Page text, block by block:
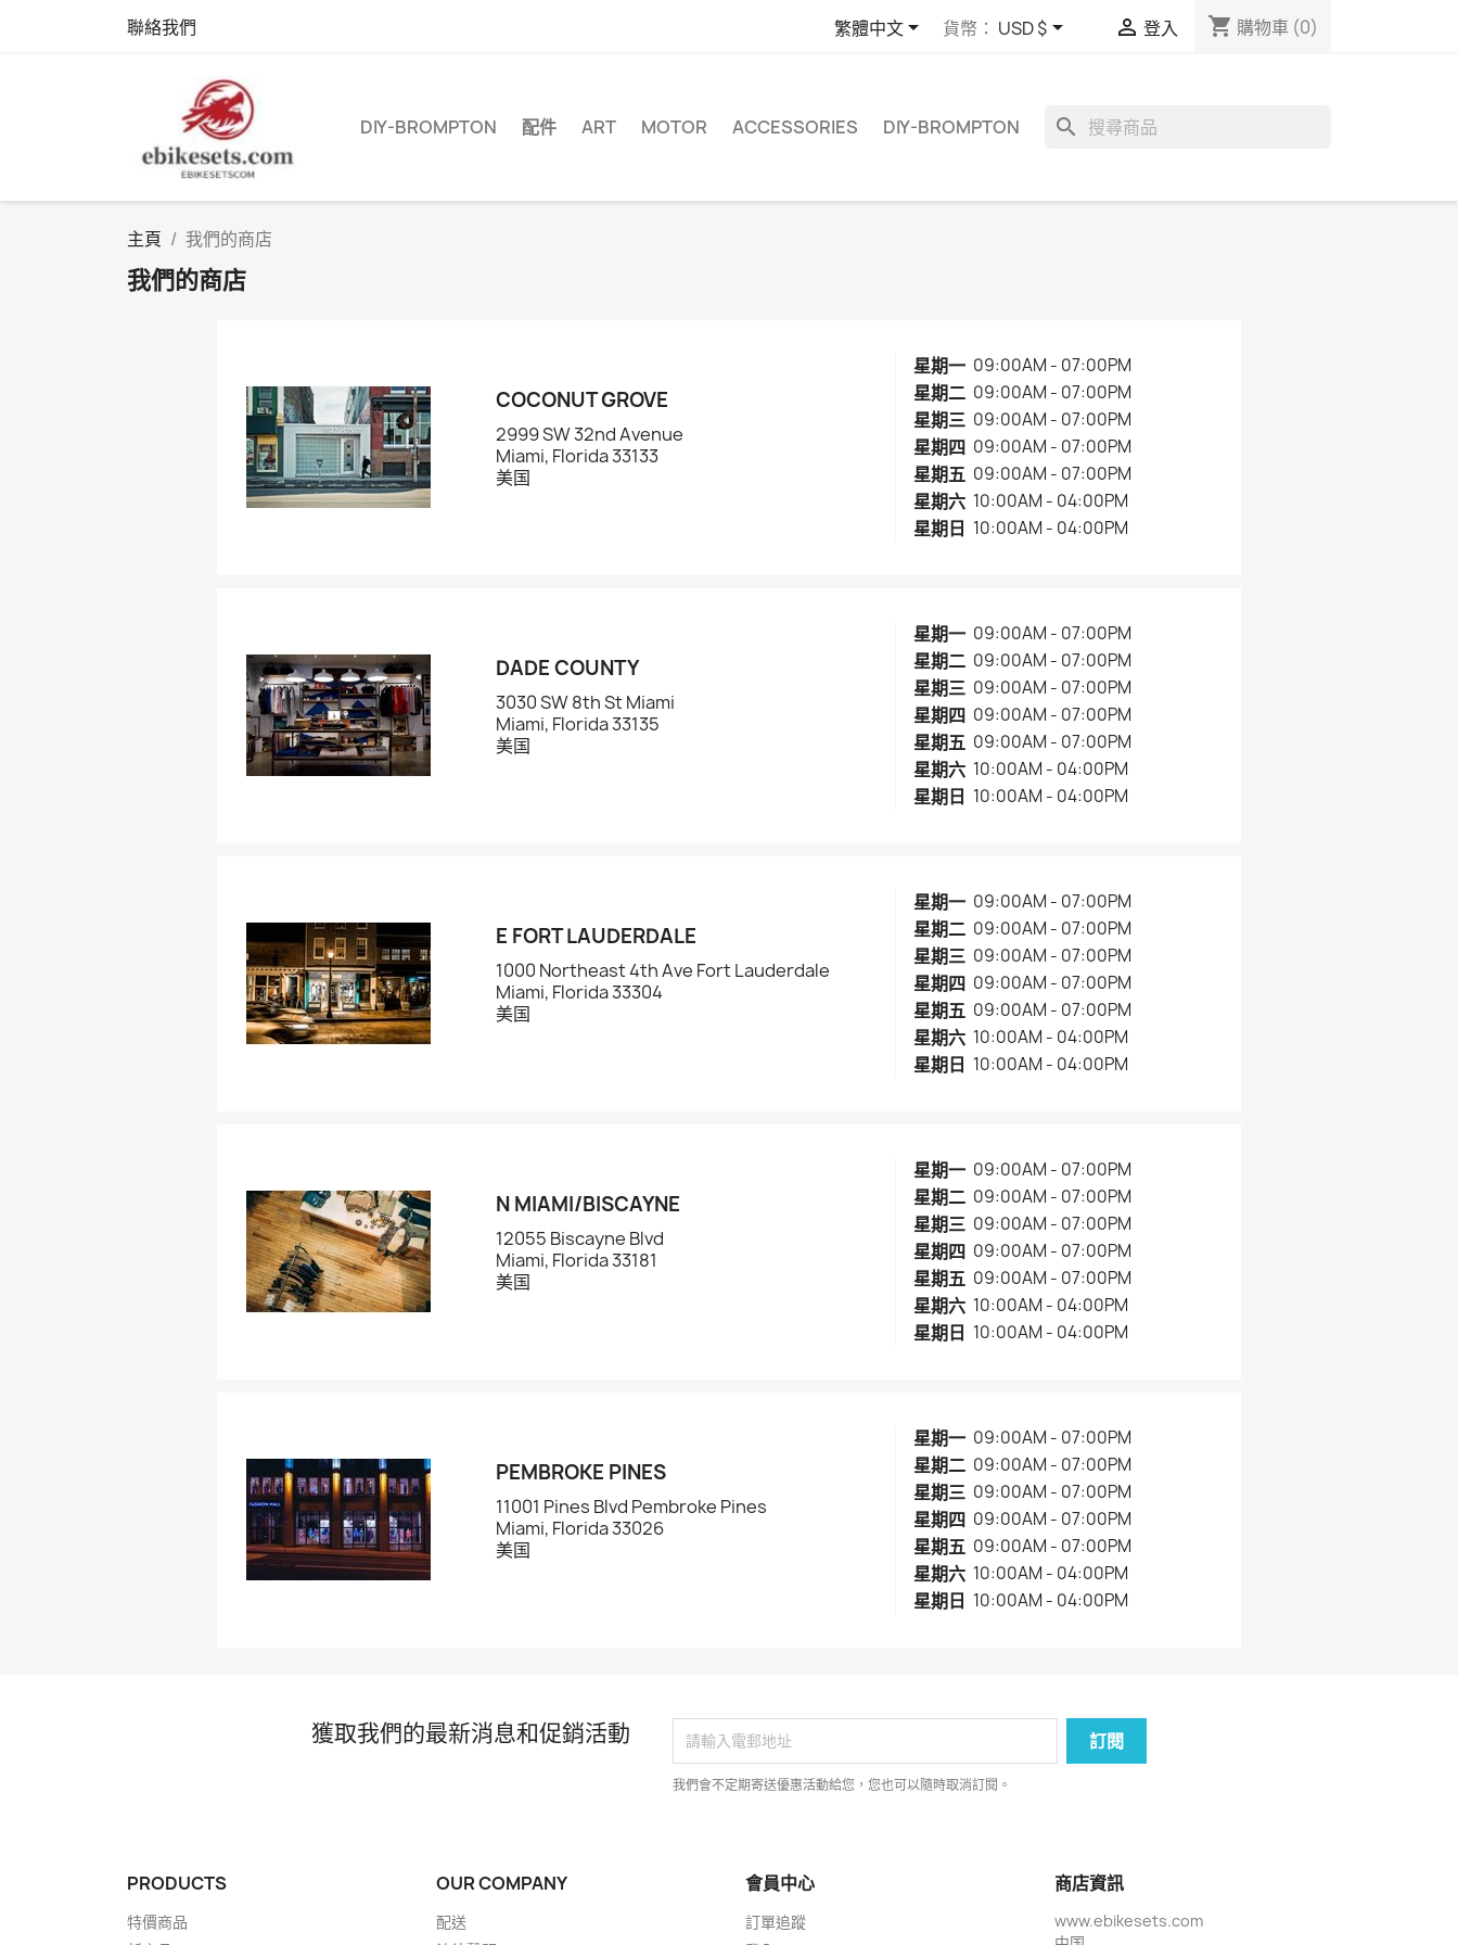
聯絡我們 繁體中文 貨幣： USD $  登入 shopping_cart 購物車 (0)
DIY-BROMPTON 配件 ART MOTOR ACCESSORIES DIY-BROMPTON search
主頁 我們的商店
我們的商店
COCONUT GROVE
2999 SW 32nd Avenue
Miami, Florida 33133
美国
星期一 09:00AM - 07:00PM
星期二 09:00AM - 07:00PM
星期三 09:00AM - 07:00PM
星期四 09:00AM - 07:00PM
星期五 09:00AM - 07:00PM
星期六 10:00AM - 04:00PM
星期日 10:00AM - 04:00PM
DADE COUNTY
3030 SW 8th St Miami
Miami, Florida 33135
美国
星期一 09:00AM - 07:00PM
星期二 09:00AM - 07:00PM
星期三 09:00AM - 07:00PM
星期四 09:00AM - 07:00PM
星期五 09:00AM - 07:00PM
星期六 10:00AM - 04:00PM
星期日 10:00AM - 04:00PM
E FORT LAUDERDALE
1000 Northeast 4th Ave Fort Lauderdale
Miami, Florida 33304
美国
星期一 09:00AM - 07:00PM
星期二 09:00AM - 07:00PM
星期三 09:00AM - 07:00PM
星期四 09:00AM - 07:00PM
星期五 09:00AM - 07:00PM
星期六 10:00AM - 04:00PM
星期日 10:00AM - 04:00PM
N MIAMI/BISCAYNE
12055 Biscayne Blvd
Miami, Florida 33181
美国
星期一 09:00AM - 07:00PM
星期二 09:00AM - 07:00PM
星期三 09:00AM - 07:00PM
星期四 09:00AM - 07:00PM
星期五 09:00AM - 07:00PM
星期六 10:00AM - 04:00PM
星期日 10:00AM - 04:00PM
PEMBROKE PINES
11001 Pines Blvd Pembroke Pines
Miami, Florida 33026
美国
星期一 09:00AM - 07:00PM
星期二 09:00AM - 07:00PM
星期三 09:00AM - 07:00PM
星期四 09:00AM - 07:00PM
星期五 09:00AM - 07:00PM
星期六 10:00AM - 04:00PM
星期日 10:00AM - 04:00PM
獲取我們的最新消息和促銷活動
我們會不定期寄送優惠活動給您，您也可以隨時取消訂閱。
PRODUCTS
特價商品
OUR COMPANY
配送
會員中心
訂單追蹤
商店資訊
www.ebikesets.com